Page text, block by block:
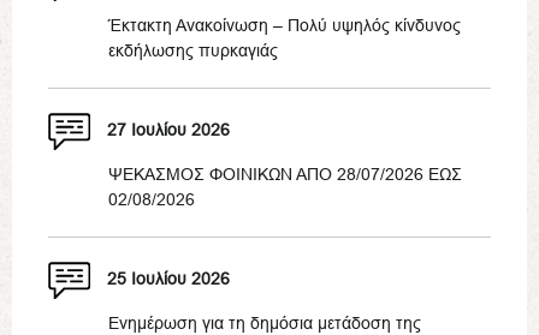
Έκτακτη Ανακοίνωση – Πολύ υψηλός κίνδυνος
εκδήλωσης πυρκαγιάς
27 Ιουλίου 2026
ΨΕΚΑΣΜΟΣ ΦΟΙΝΙΚΩΝ ΑΠΟ 28/07/2026 ΕΩΣ
02/08/2026
25 Ιουλίου 2026
Ενημέρωση για τη δημόσια μετάδοση της